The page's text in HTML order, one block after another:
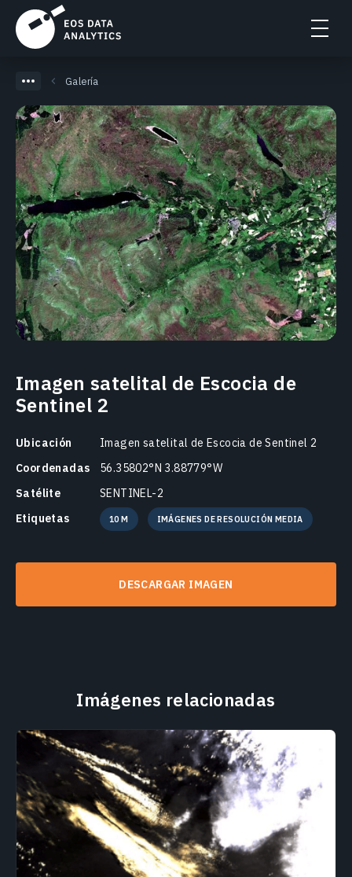
Galería
Imagen satelital de Escocia de
Sentinel 2
Ubicación
Imagen satelital de Escocia de Sentinel 2
Coordenadas
56.35802°N 3.88779°W
Satélite
SENTINEL-2
Etiquetas
10 M IMÁGENES DE RESOLUCIÓN MEDIA
DESCARGAR IMAGEN
Imágenes relacionadas